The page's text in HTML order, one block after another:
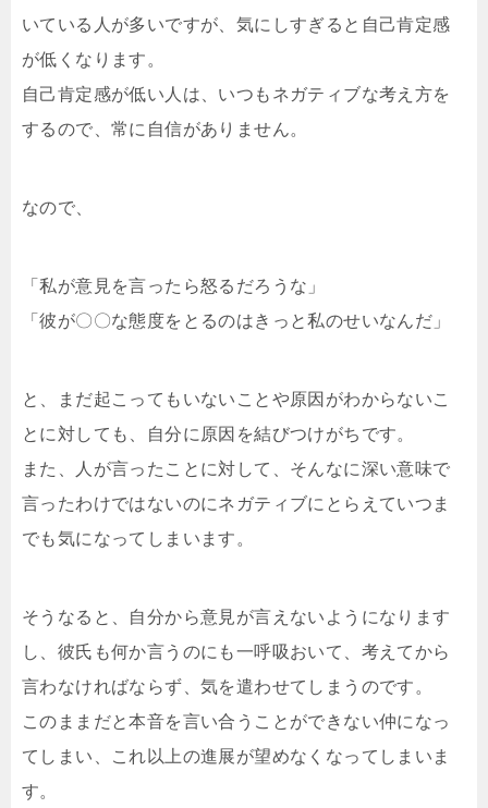
いている人が多いですが、気にしすぎると自己肯定感
が低くなります。
自己肯定感が低い人は、いつもネガティブな考え方を
するので、常に自信がありません。
なので、
「私が意見を言ったら怒るだろうな」
「彼が〇〇な態度をとるのはきっと私のせいなんだ」
と、まだ起こってもいないことや原因がわからないこ
とに対しても、自分に原因を結びつけがちです。
また、人が言ったことに対して、そんなに深い意味で
言ったわけではないのにネガティブにとらえていつま
でも気になってしまいます。
そうなると、自分から意見が言えないようになります
し、彼氏も何か言うのにも一呼吸おいて、考えてから
言わなければならず、気を遣わせてしまうのです。
このままだと本音を言い合うことができない仲になっ
てしまい、これ以上の進展が望めなくなってしまいま
す。